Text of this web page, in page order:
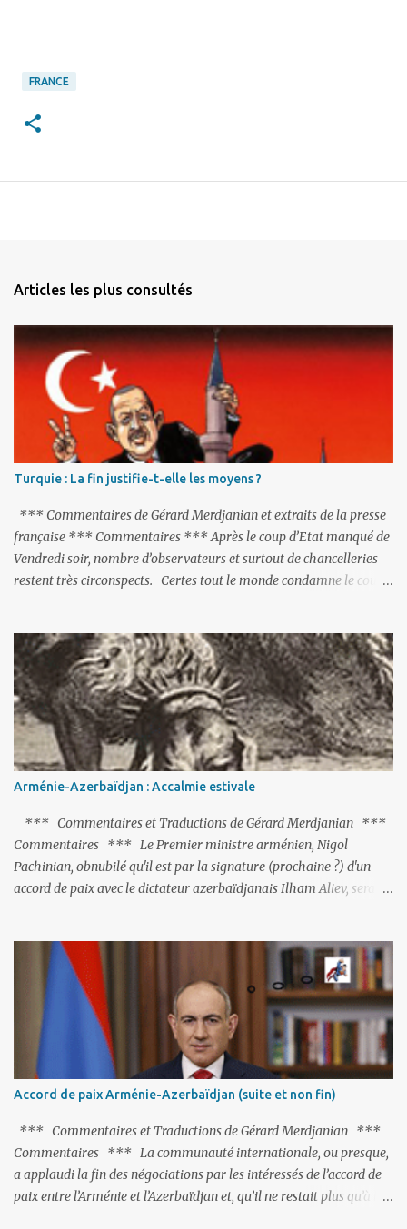
FRANCE
Articles les plus consultés
Turquie : La fin justifie-t-elle les moyens ?
*** Commentaires de Gérard Merdjanian et extraits de la presse
française *** Commentaires *** Après le coup d’Etat manqué de
Vendredi soir, nombre d’observateurs et surtout de chancelleries
restent très circonspects. Certes tout le monde condamne le coup
actions menées par le président Erdoğan, et pour certains sur la
réalisation du putsch lui-même.
Arménie-Azerbaïdjan : Accalmie estivale
*** Commentaires et Traductions de Gérard Merdjanian ***
Commentaires *** Le Premier ministre arménien, Nigol
Pachinian, obnubilé qu'il est par la signature (prochaine ?) d'un
accord de paix avec le dictateur azerbaïdjanais Ilham Aliev, serait
C'est hélas fort peu probable ; l'Histoire ou la Littérature ne sont
pas ses points forts, pas plus d'ailleurs que les négociations avec le
tandem turco-azéri. Faisant fi de tout ce qui précède la chute de
l'URSS, il est exclusivement intéressé par ce qu'il nomme «
l'Arménie réelle ». Même les trois présidents qu'ils l'ont précédés ne
trouvent pas grâce à ses yeux, les traitant de tous les noms, avant
de les traîner en justice. Et comme les politiciens ne lui suffisent
pas, il s'attaque aux dignitaires de l'Église arménienne, les...
Accord de paix Arménie-Azerbaïdjan (suite et non fin)
*** Commentaires et Traductions de Gérard Merdjanian ***
Commentaires *** La communauté internationale, ou presque,
a applaudi la fin des négociations par les intéressés de l’accord de
paix entre l’Arménie et l’Azerbaïdjan et, qu’il ne restait plus qu’à le